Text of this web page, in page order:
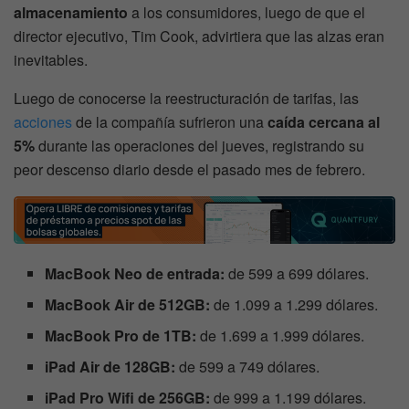
almacenamiento a los consumidores, luego de que el
director ejecutivo, Tim Cook, advirtiera que las alzas eran
inevitables.
Luego de conocerse la reestructuración de tarifas, las
accionesde la compañía sufrieron unacaída cercana al
5%durante las operaciones del jueves, registrando su
peor descenso diario desde el pasado mes de febrero.
MacBook Neo de entrada: de 599 a 699 dólares.
MacBook Air de 512GB: de 1.099 a 1.299 dólares.
MacBook Pro de 1TB: de 1.699 a 1.999 dólares.
iPad Air de 128GB: de 599 a 749 dólares.
iPad Pro Wifi de 256GB: de 999 a 1.199 dólares.